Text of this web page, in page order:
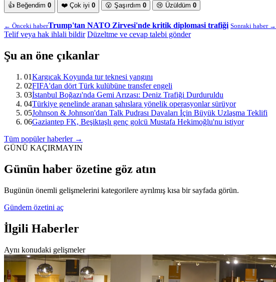
👍 Beğendim 0 ❤️ Çok iyi 0 😮 Şaşırdım 0 😢 Üzüldüm 0
← Önceki haberTrump'tan NATO Zirvesi'nde kritik diplomasi trafiği Sonraki haber →
Telif veya hak ihlali bildir Düzeltme ve cevap talebi gönder
Şu an öne çıkanlar
01Kargıcak Koyunda tur teknesi yangını
02FIFA'dan dört Türk kulübüne transfer engeli
03İstanbul Boğazı'nda Gemi Arızası: Deniz Trafiği Durduruldu
04Türkiye genelinde aranan şahıslara yönelik operasyonlar sürüyor
05Johnson & Johnson'dan Talk Pudrası Davaları İçin Büyük Uzlaşma Teklifi
06Gaziantep FK, Beşiktaşlı genç golcü Mustafa Hekimoğlu'nu istiyor
Tüm popüler haberler →
GÜNÜ KAÇIRMAYIN
Günün haber özetine göz atın
Bugünün önemli gelişmelerini kategorilere ayrılmış kısa bir sayfada görün.
Gündem özetini aç
İlgili Haberler
Aynı konudaki gelişmeler